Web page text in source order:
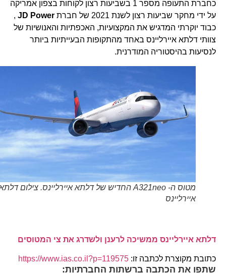
כחברת התעופה מספר 1 בשביעות רצון לקוחות בצפון אמריקה
על ידי מחקר שביעות רצון לשנת 2021 של חברת
JD Power
,
כבוד יוקרתי המדגיש את המקצועיות, האכפתיות והאנושיות של
צוותי דלתא איירליינס באחד מהתקופות הבעייתיות ביותר
לנסיעות בהיסטוריה המודרנית.
מטוס ה- A321neo החדיש של דלתא איירליינס. צילום דלתא
איירליינס
דלתא איירליינס ממשיכה לרענן ולשדרג את צי המטוסים
כתובת מקוצרת לכתבה זו: https://www.ias.co.il?p=119575
שתפו את הכתבה ברשתות החברתיות: